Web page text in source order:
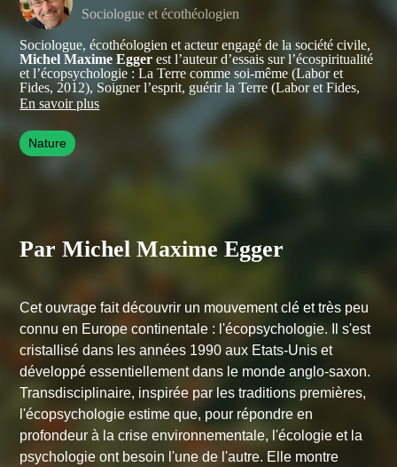
Sociologue et écothéologien
Sociologue, écothéologien et acteur engagé de la société civile,
Michel Maxime Egger est l’auteur d’essais sur l’écospiritualité
et l’écopsychologie : La Terre comme soi-même (Labor et
Fides, 2012), Soigner l’esprit, guérir la Terre (Labor et Fides,
2015),Ecopsychologie
(Jouvence, 2017).
Il a fondé et anime le réseau « Trilogies – entre le cosmos,
l’humain et le divin » (www.trilogies.org) pour mettre en
dialogue cheminements spirituels, grands enjeux de notre temps
et engagements écocitoyens. Il est également responsable d’un
En savoir plus
Nature
Par Michel Maxime Egger
Cet ouvrage fait découvrir un mouvement clé et très peu
connu en Europe continentale : l'écopsychologie. Il s'est
cristallisé dans les années 1990 aux Etats-Unis et
développé essentiellement dans le monde anglo-saxon.
Transdisciplinaire, inspirée par les traditions premières,
l'écopsychologie estime que, pour répondre en
profondeur à la crise environnementale, l'écologie et la
psychologie ont besoin l'une de l'autre. Elle montre